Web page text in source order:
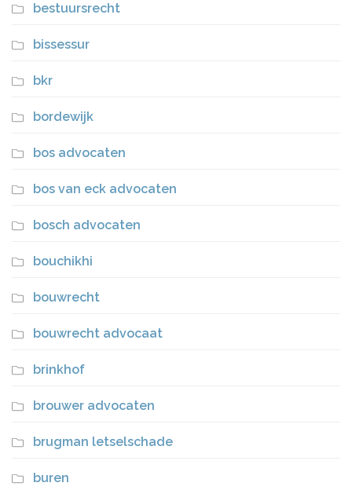
bestuursrecht
bissessur
bkr
bordewijk
bos advocaten
bos van eck advocaten
bosch advocaten
bouchikhi
bouwrecht
bouwrecht advocaat
brinkhof
brouwer advocaten
brugman letselschade
buren